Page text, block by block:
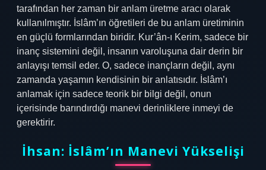
tarafından her zaman bir anlam üretme aracı olarak
kullanılmıştır. İslâm’ın öğretileri de bu anlam üretiminin
en güçlü formlarından biridir. Kur’ân-ı Kerim, sadece bir
inanç sistemini değil, insanın varoluşuna dair derin bir
anlayışı temsil eder. O, sadece inançların değil, aynı
zamanda yaşamın kendisinin bir anlatısıdır. İslâm’ı
anlamak için sadece teorik bir bilgi değil, onun
içerisinde barındırdığı manevi derinliklere inmeyi de
gerektirir.
İhsan: İslâm’ın Manevi Yükselişi